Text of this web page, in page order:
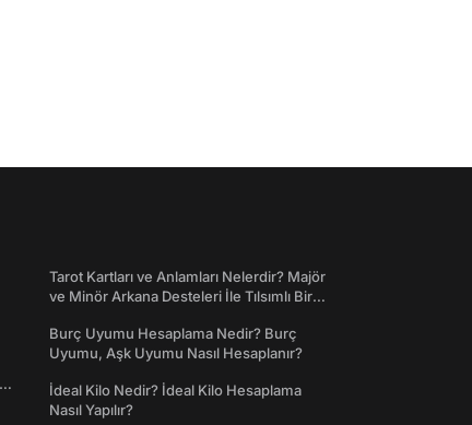
Tarot Kartları ve Anlamları Nelerdir? Majör
ve Minör Arkana Desteleri İle Tılsımlı Bir
Burç Uyumu Hesaplama Nedir? Burç
Uyumu, Aşk Uyumu Nasıl Hesaplanır?
İdeal Kilo Nedir? İdeal Kilo Hesaplama
Nasıl Yapılır?